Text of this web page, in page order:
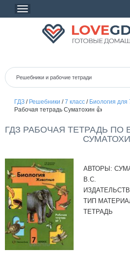
ГДЗ/ Решебники /7 класс/ Биология для
Рабочая тетрадь Суматохин 👍
ГДЗ РАБОЧАЯ ТЕТРАДЬ ПО
АВТОРЫ:
В.С.
ТИП
ТЕТРАДЬ